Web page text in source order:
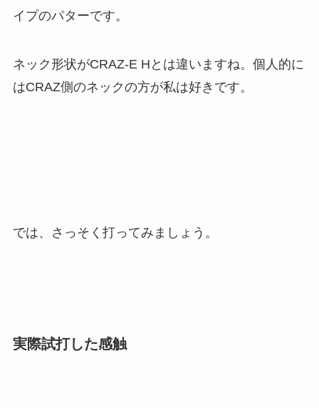
イプのパターです。
ネック形状がCRAZ-E Hとは違いますね。個人的に
はCRAZ側のネックの方が私は好きです。
では、さっそく打ってみましょう。
実際試打した感触